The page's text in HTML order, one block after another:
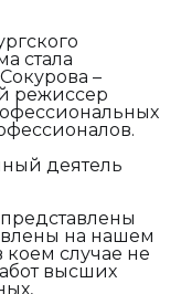
стала
–
режиссер
деятель
на нашем
коем случае не
высших